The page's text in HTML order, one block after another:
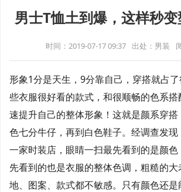
男士T恤土到爆，这样秒
时间：2019-07-17 09:37 出处：男装
形象1分是天生，9分靠自己，穿搭就占
些衣服很好看的款式，和很顺畅的色系
速提升自己的整体形象！这就是颜系穿
色七分牛仔，再到白色鞋子。经调查发
一家时装店，眼睛一扫最先看到的是颜
先看到的也是衣服的整体色调，粗糙的
地、图案、款式都不敏感。只有颜色还是